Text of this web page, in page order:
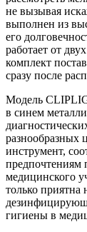
не вызывая
выполнен из
его
работает от
комплект
сразу после
Модель
в синем
разнообразных
инструмент,
предпочтениям
медицинского
только приятна
гигиены в